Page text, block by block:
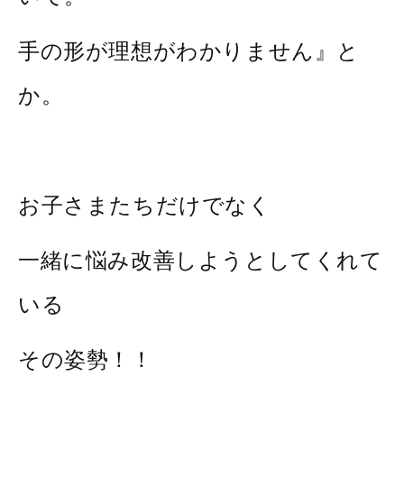
手の形が理想がわかりません』と
か。
お子さまたちだけでなく
一緒に悩み改善しようとしてくれて
いる
その姿勢！！